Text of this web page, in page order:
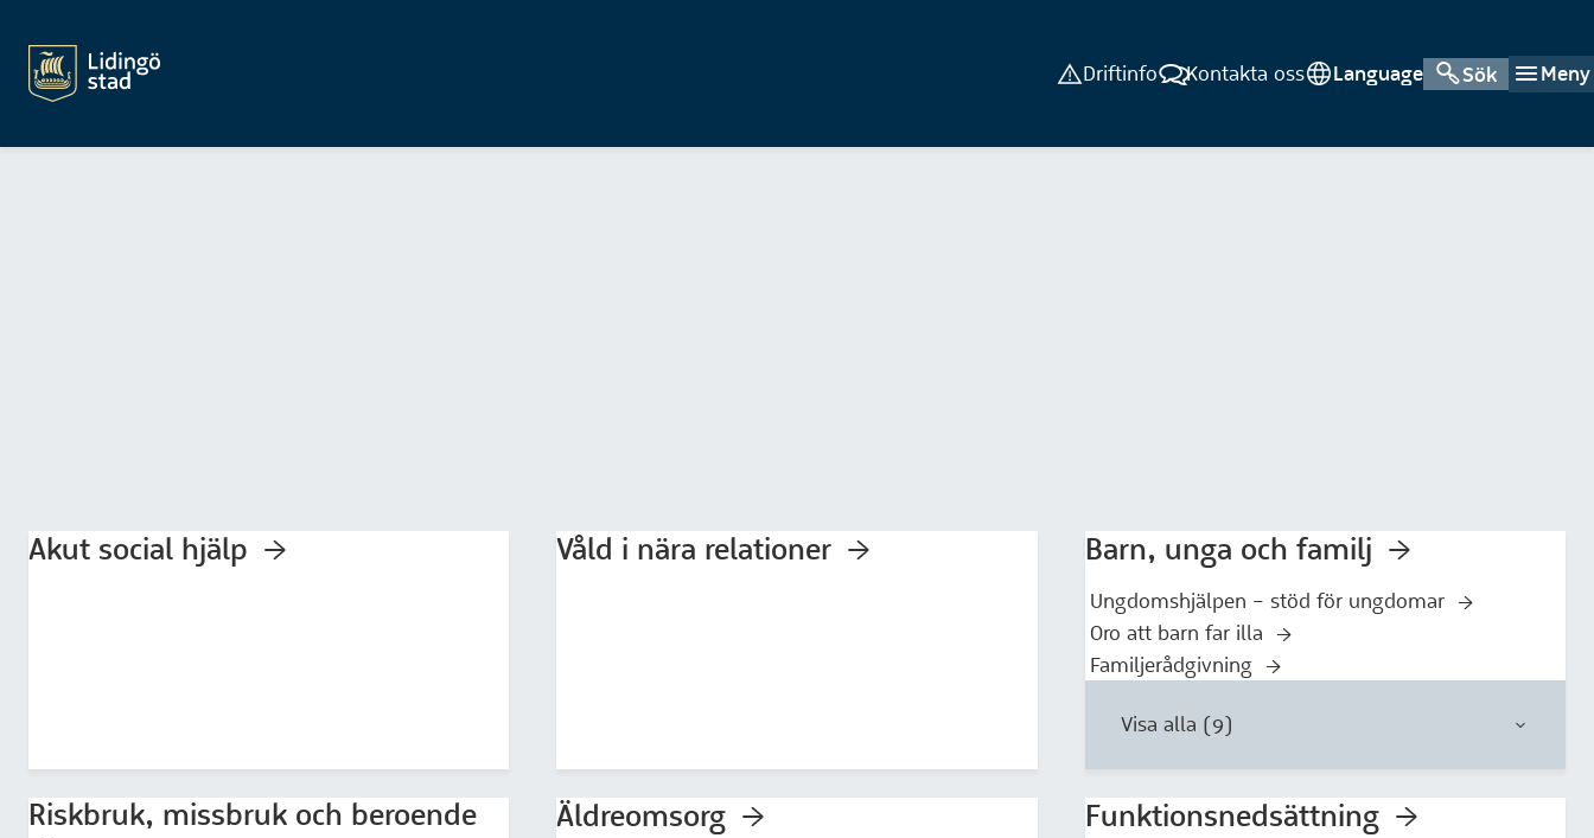
Sök Meny
Driftinfo Kontakta oss Language
Akut social hjälp Våld i nära relationer Barn, unga och familj
Ungdomshjälpen – stöd för ungdomar
Oro att barn far illa
Familjerådgivning
Visa alla (9)
Riskbruk, missbruk och beroende Äldreomsorg Funktionsnedsättning